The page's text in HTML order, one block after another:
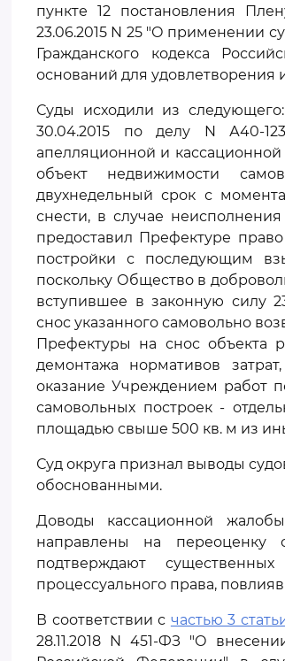
пункте 12 постановления
23.06.2015 N 25 "О применении
Гражданского кодекса
оснований для удовлетворения
Суды исходили из
30.04.2015 по делу N А40-
апелляционной и
объект недвижимости
двухнедельный срок с
снести, в случае
предоставил Префектуре
постройки с последующим
поскольку Общество в
вступившее в законную силу
снос указанного самовольно
Префектуры на снос объекта
демонтажа нормативов
оказание Учреждением работ
самовольных построек -
площадью свыше 500 кв. м из
Суд округа признал выводы
обоснованными.
Доводы кассационной
направлены на переоценку
подтверждают
процессуального права,
В соответствии с частью 3
28.11.2018 N 451-ФЗ "О